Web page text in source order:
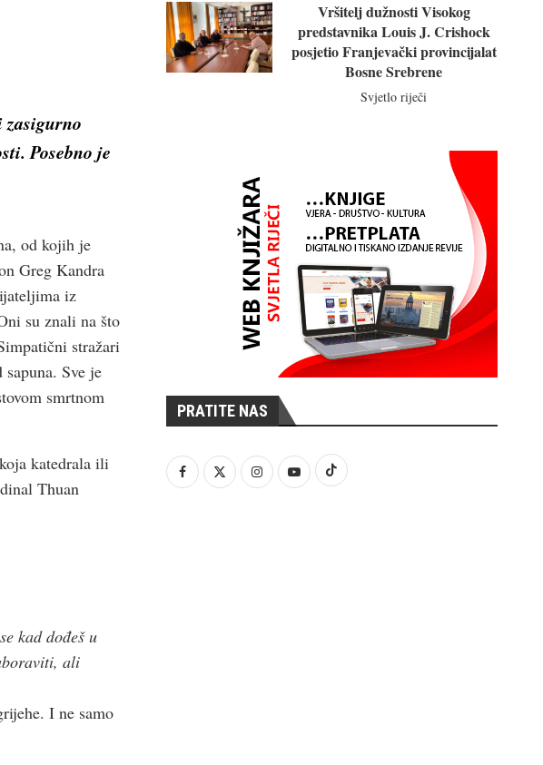
Posebno je
od kojih je
Greg Kandra
iz
su znali na što
stražari
Sve je
smrtnom
katedrala ili
Thuan
kad dođeš u
ali
I ne samo
Vršitelj dužnosti Visokog
predstavnika Louis J. Crishock
posjetio Franjevački provincijalat
Bosne Srebrene
Svjetlo riječi
PRATITE NAS